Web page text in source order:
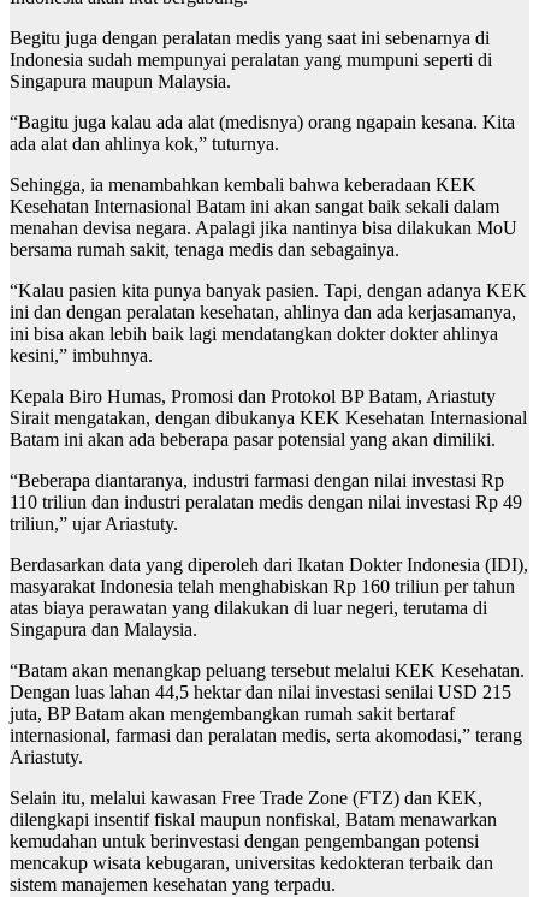
Begitu juga dengan peralatan medis yang saat ini sebenarnya di
Indonesia sudah mempunyai peralatan yang mumpuni seperti di
Singapura maupun Malaysia.
“Bagitu juga kalau ada alat (medisnya) orang ngapain kesana. Kita
ada alat dan ahlinya kok,” tuturnya.
Sehingga, ia menambahkan kembali bahwa keberadaan KEK
Kesehatan Internasional Batam ini akan sangat baik sekali dalam
menahan devisa negara. Apalagi jika nantinya bisa dilakukan MoU
bersama rumah sakit, tenaga medis dan sebagainya.
“Kalau pasien kita punya banyak pasien. Tapi, dengan adanya KEK
ini dan dengan peralatan kesehatan, ahlinya dan ada kerjasamanya,
ini bisa akan lebih baik lagi mendatangkan dokter dokter ahlinya
kesini,” imbuhnya.
Kepala Biro Humas, Promosi dan Protokol BP Batam, Ariastuty
Sirait mengatakan, dengan dibukanya KEK Kesehatan Internasional
Batam ini akan ada beberapa pasar potensial yang akan dimiliki.
“Beberapa diantaranya, industri farmasi dengan nilai investasi Rp
110 triliun dan industri peralatan medis dengan nilai investasi Rp 49
triliun,” ujar Ariastuty.
Berdasarkan data yang diperoleh dari Ikatan Dokter Indonesia (IDI),
masyarakat Indonesia telah menghabiskan Rp 160 triliun per tahun
atas biaya perawatan yang dilakukan di luar negeri, terutama di
Singapura dan Malaysia.
“Batam akan menangkap peluang tersebut melalui KEK Kesehatan.
Dengan luas lahan 44,5 hektar dan nilai investasi senilai USD 215
juta, BP Batam akan mengembangkan rumah sakit bertaraf
internasional, farmasi dan peralatan medis, serta akomodasi,” terang
Ariastuty.
Selain itu, melalui kawasan Free Trade Zone (FTZ) dan KEK,
dilengkapi insentif fiskal maupun nonfiskal, Batam menawarkan
kemudahan untuk berinvestasi dengan pengembangan potensi
mencakup wisata kebugaran, universitas kedokteran terbaik dan
sistem manajemen kesehatan yang terpadu.